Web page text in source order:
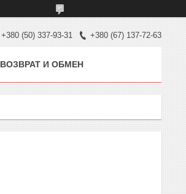
+380 (50) 337-93-31 +380 (67) 137-72-63
ВОЗВРАТ И ОБМЕН